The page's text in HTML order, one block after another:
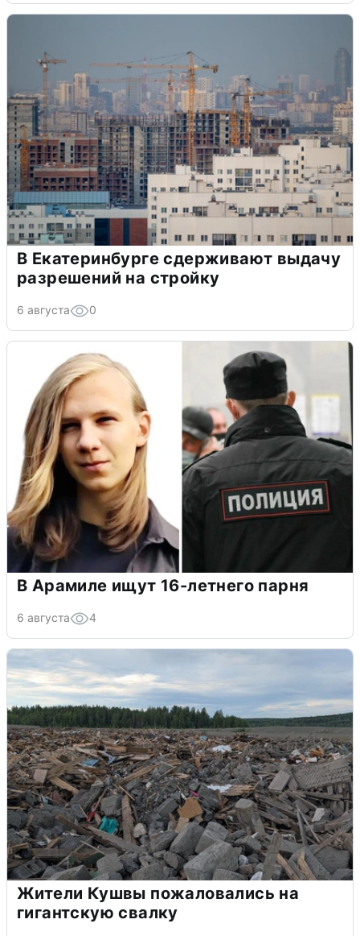
В Екатеринбурге сдерживают выдачу
разрешений на стройку
6 августа 0
В Арамиле ищут 16-летнего парня
6 августа 4
Жители Кушвы пожаловались на
гигантскую свалку